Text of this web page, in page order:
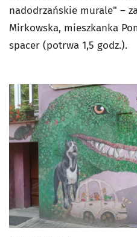
nadodrzańskie murale" –
Mirkowska, mieszkanka
spacer (potrwa 1,5 godz.).